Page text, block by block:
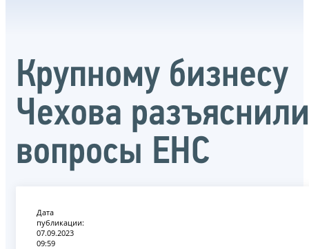
Крупному бизнесу
Чехова разъяснили
вопросы ЕНС
Дата
публикации:
07.09.2023
09:59